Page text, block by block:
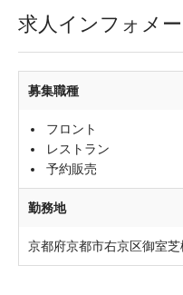
求人インフォメ
募集職種
フロント
レストラン
予約販売
勤務地
京都府京都市右京区御室芝